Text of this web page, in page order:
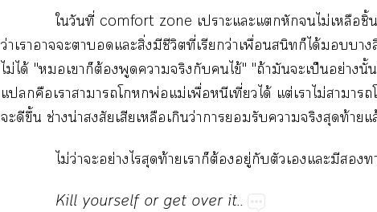
​ี่​comfort​zone​​​​​​ไม่​​ิ้
ว่​​​​​​​ิ่​​ี​ี่​​ว่​ื่​​​ได้​
ไม่​ได้​"​​​ต้​​​​​​ไข้"​"ถ้​​​ป็​ย่
​​​​​พ่​ม่​ื่​​ี่​ได้​ต่​​ไม่​
​​ึ้​ช่​น่​​​​​ว่​​​​​​​ท้​
ไม่​ว่​​ย่​​​ท้​​​ต้​ู่​
Kill​yourself​or​get​over​it..